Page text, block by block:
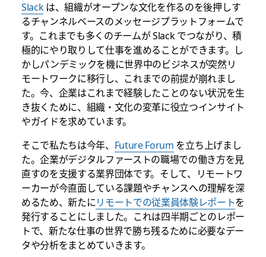
Slackは、組織がオープンな文化を作るのを後押しす
るチャンネルベースのメッセージプラットフォームで
す。これまでも多くのチームが Slack でつながり、積
極的にやり取りして仕事を進めることができます。し
かしパンデミックを機に世界中のビジネスが突然リ
モートワークに移行し、これまでの前提が崩れまし
た。今、企業はこれまで経験したことのない状況を生
き抜くために、組織・文化の変革に役立つインサイト
やガイドを求めています。
そこで私たちは今年、 Future Forum を立ち上げまし
た。企業がデジタルファーストの職場での働き方を見
直すのを支援する業界団体です。そして、リモートワ
ーカーが今直面している課題やチャンスへの理解を深
めるため、新たにリモートでの従業員体験レポートを
発行することにしました。これは四半期ごとのレポー
トで、新たな仕事の世界で勝ち残るために必要なデー
タや分析をまとめていきます。